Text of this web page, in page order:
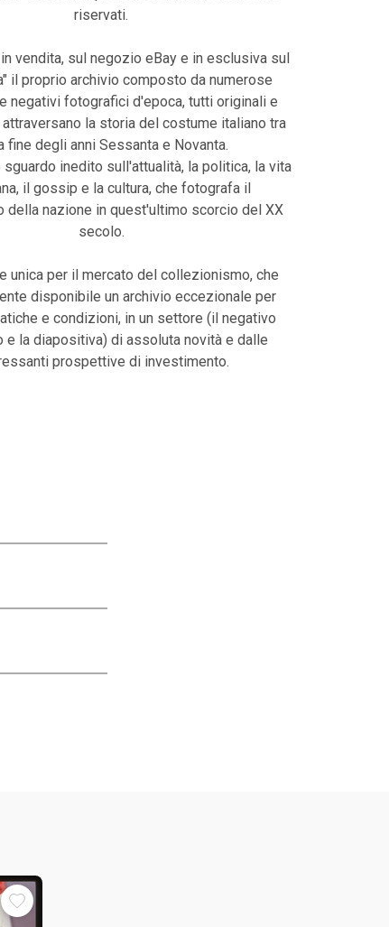
riservati.
vendita, sul negozio eBay e in esclusiva sul
il proprio archivio composto da numerose
negativi fotografici d'epoca, tutti originali e
la storia del costume italiano tra
fine degli anni Sessanta e Novanta.
sguardo inedito sull'attualità, la politica, la vita
il gossip e la cultura, che fotografa il
della nazione in quest'ultimo scorcio del XX
secolo.
unica per il mercato del collezionismo, che
disponibile un archivio eccezionale per
e condizioni, in un settore (il negativo
e la diapositiva) di assoluta novità e dalle
prospettive di investimento.